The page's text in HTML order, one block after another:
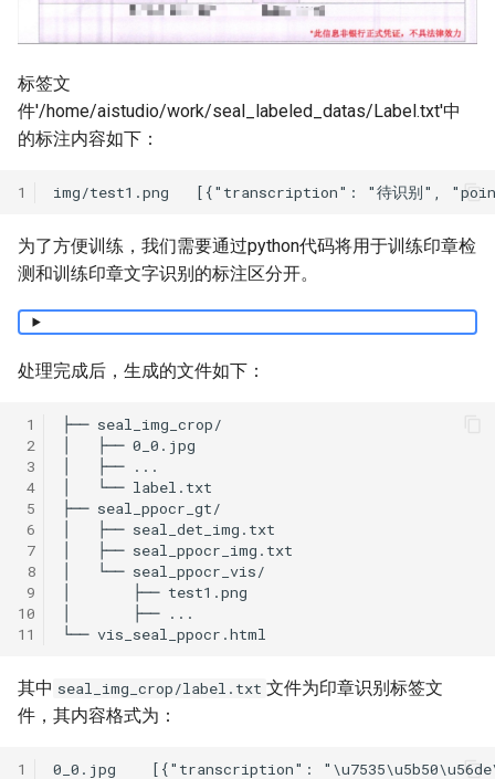
标签文
件'/home/aistudio/work/seal_labeled_datas/Label.txt'中
的标注内容如下：
1
为了方便训练，我们需要通过python代码将用于训练印章检
测和训练印章文字识别的标注区分开。
处理完成后，生成的文件如下：
1
2
3
4
5
6
7
8
9
10
11
其中 seal_img_crop/label.txt 文件为印章识别标签文
件，其内容格式为：
1